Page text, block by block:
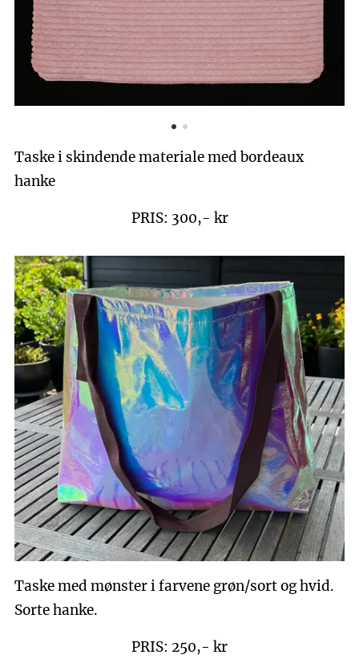
Taske i skindende materiale med bordeaux
hanke
PRIS: 300,- kr
Taske med mønster i farvene grøn/sort og hvid.
Sorte hanke.
PRIS: 250,- kr